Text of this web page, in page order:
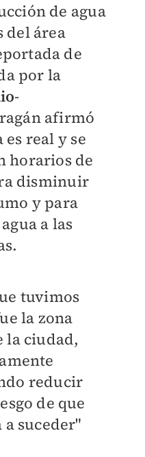
de agua
del área
de
por la
-
afirmó
es real y se
horarios de
disminuir
y para
a las
tuvimos
la zona
la ciudad,
reducir
de que
a suceder"